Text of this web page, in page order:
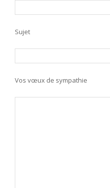
Sujet
Vos vœux de sympathie